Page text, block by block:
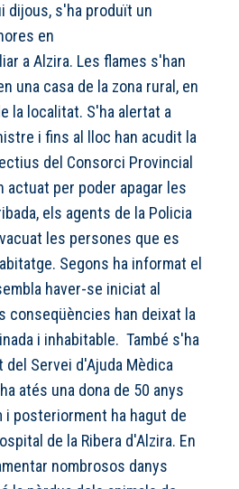
dijous, s'ha produït un
en
a Alzira. Les flames s'han
una casa de la zona rural, en
la localitat. S'ha alertat a
i fins al lloc han acudit la
del Consorci Provincial
actuat per poder apagar les
els agents de la Policia
les persones que es
Segons ha informat el
haver-se iniciat al
conseqüències han deixat la
i inhabitable. També s'ha
Servei d'Ajuda Mèdica
atés una dona de 50 anys
i posteriorment ha hagut de
de la Ribera d'Alzira. En
nombrosos danys